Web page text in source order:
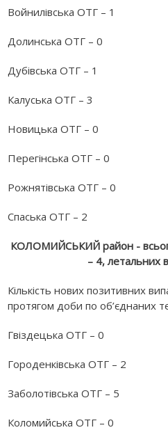
Войнилівська ОТГ – 1
Долинська ОТГ – 0
Дубівська ОТГ – 1
Калуська ОТГ – 3
Новицька ОТГ – 0
Перегінська ОТГ – 0
Рожнятівська ОТГ – 0
Спаська ОТГ – 2
КОЛОМИЙСЬКИЙ район -
– 4, летальних
Кількість нових позитивних
протягом доби по об’єднаних
Гвіздецька ОТГ – 0
Городенківська ОТГ – 2
Заболотівська ОТГ – 5
Коломийська ОТГ – 0